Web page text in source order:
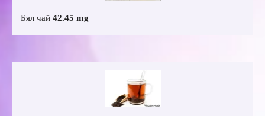
Бял чай 42.45 mg